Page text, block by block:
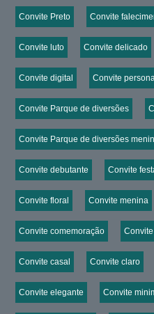
Convite Preto Convite
Convite luto Convite delicado
Convite digital Convite
Convite Parque de diversões
Convite Parque de diversões
Convite debutante Convite
Convite floral Convite menina
Convite comemoração
Convite casal Convite claro
Convite elegante Convite